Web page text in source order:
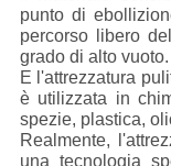
punto di
percorso libero
grado di alto vuoto.
E l'attrezzatura
è utilizzata in
spezie, plastica,
Realmente,
una tecnologia